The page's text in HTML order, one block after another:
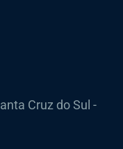
Cruz do Sul -